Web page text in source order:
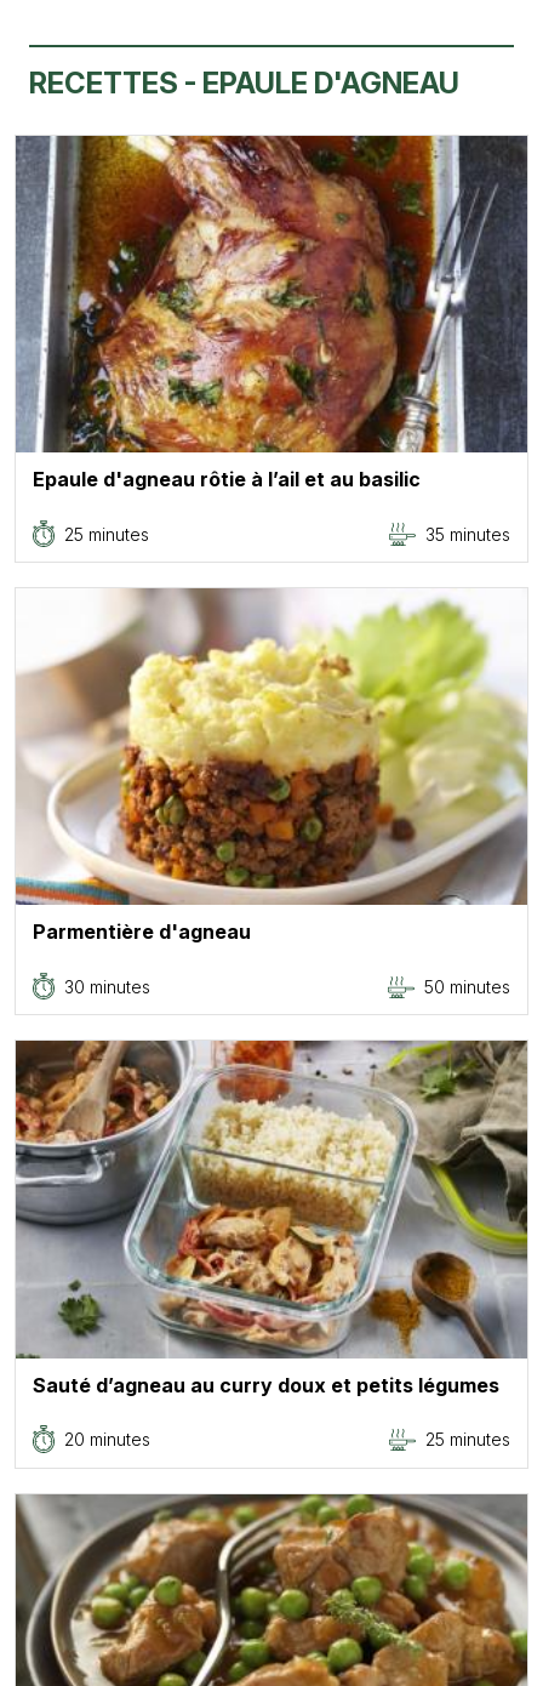
RECETTES - EPAULE D'AGNEAU
Epaule d'agneau rôtie à l’ail et au basilic
25 minutes 35 minutes
Parmentière d'agneau
30 minutes 50 minutes
Sauté d’agneau au curry doux et petits légumes
20 minutes 25 minutes